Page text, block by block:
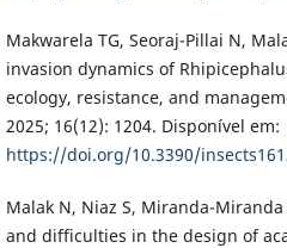
Makwarela TG, Seoraj-Pillai N,
invasion dynamics of
ecology, resistance, and
2025; 16(12): 1204. Disponível em:
https://doi.org/10.3390/
Malak N, Niaz S, Miranda-
and difficulties in the design of